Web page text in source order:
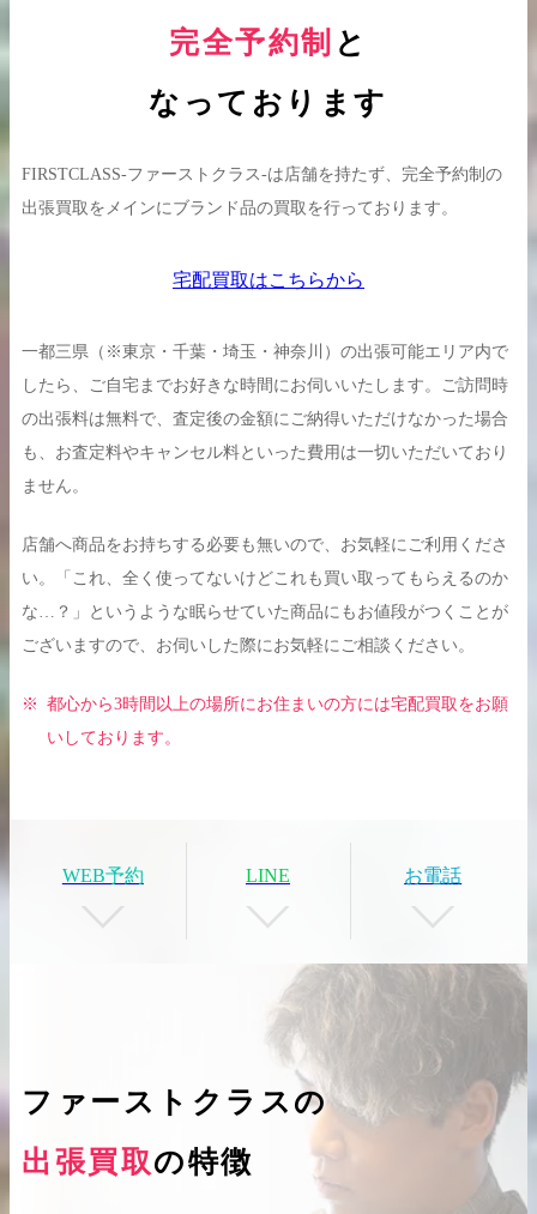
お申込み お申込み
買取実績はこちらから
完全予約制 と
なっております
FIRSTCLASS-ファーストクラス-は店舗を持たず、完全予約制の
出張買取をメインにブランド品の買取を行っております。
宅配買取はこちらから
一都三県（※東京・千葉・埼玉・神奈川）の出張可能エリア内で
したら、ご自宅までお好きな時間にお伺いいたします。ご訪問時
の出張料は無料で、査定後の金額にご納得いただけなかった場合
も、お査定料やキャンセル料といった費用は一切いただいており
ません。
店舗へ商品をお持ちする必要も無いので、お気軽にご利用くださ
い。「これ、全く使ってないけどこれも買い取ってもらえるのか
な…？」というような眠らせていた商品にもお値段がつくことが
ございますので、お伺いした際にお気軽にご相談ください。
都心から3時間以上の場所にお住まいの方には宅配買取をお願
いしております。
WEB予約 LINE お電話
ファーストクラスの
出張買取の特徴